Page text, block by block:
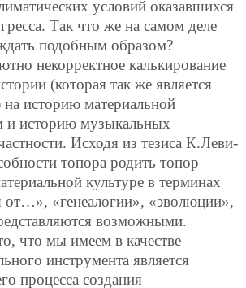
условий оказавшихся
Так что же на самом деле
подобным образом?
некорректное калькирование
(которая так же является
историю материальной
и историю музыкальных
Исходя из тезиса К.Леви-
топора родить топор
культуре в терминах
от…», «генеалогии», «эволюции»,
возможными.
что мы имеем в качестве
инструмента является
процесса создания